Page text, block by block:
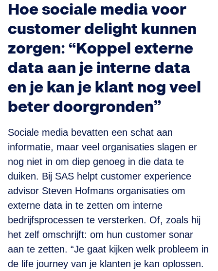
Hoe sociale media voor
customer delight kunnen
zorgen: “Koppel externe
data aan je interne data
en je kan je klant nog veel
beter doorgronden”
Sociale media bevatten een schat aan
informatie, maar veel organisaties slagen er
nog niet in om diep genoeg in die data te
duiken. Bij SAS helpt customer experience
advisor Steven Hofmans organisaties om
externe data in te zetten om interne
bedrijfsprocessen te versterken. Of, zoals hij
het zelf omschrijft: om hun customer sonar
aan te zetten. “Je gaat kijken welk probleem in
de life journey van je klanten je kan oplossen.